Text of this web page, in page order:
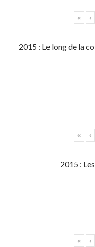
« ‹
2015 : Le long de la
« ‹
2015 :
« ‹